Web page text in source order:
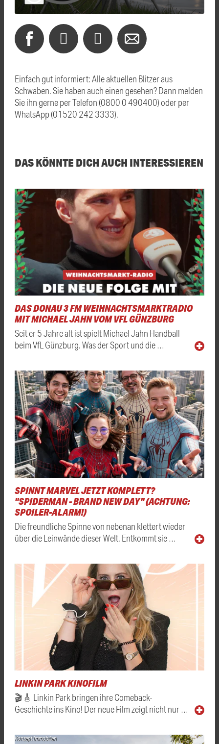
Einfach gut informiert: Alle aktuellen Blitzer aus
Schwaben. Sie haben auch einen gesehen? Dann melden
Sie ihn gerne per Telefon (0800 0 490400) oder per
WhatsApp (01520 242 3333).
DAS KÖNNTE DICH AUCH INTERESSIEREN
DAS DONAU 3 FM WEIHNACHTSMARKTRADIO
MIT MICHAEL JAHN VOM VFL GÜNZBURG
Seit er 5 Jahre alt ist spielt Michael Jahn Handball
beim VfL Günzburg. Was der Sport und die …
SPINNT MARVEL JETZT KOMPLETT?
"SPIDERMAN - BRAND NEW DAY" (ACHTUNG:
SPOILER-ALARM!)
Die freundliche Spinne von nebenan klettert wieder
über die Leinwände dieser Welt. Entkommt sie …
LINKIN PARK KINOFILM
🎬🎸 Linkin Park bringen ihre Comeback-
Geschichte ins Kino! Der neue Film zeigt nicht nur …
Konzept Immobilien